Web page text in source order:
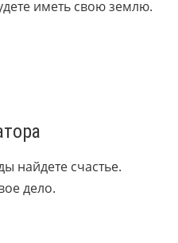
иметь свою землю.
найдете счастье.
дело.